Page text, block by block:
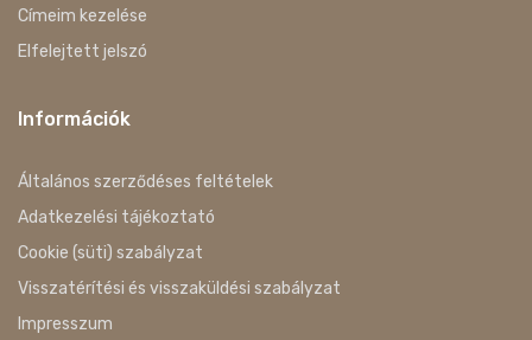
Címeim kezelése
Elfelejtett jelszó
Információk
Általános szerződéses feltételek
Adatkezelési tájékoztató
Cookie (süti) szabályzat
Visszatérítési és visszaküldési szabályzat
Impresszum